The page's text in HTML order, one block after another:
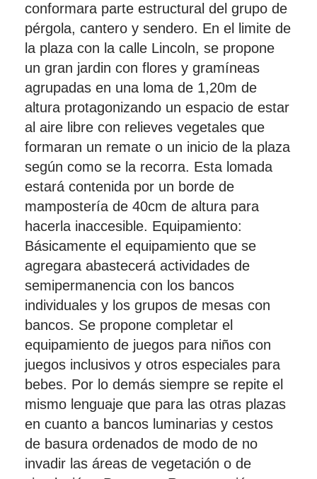
conformara parte estructural del grupo de
pérgola, cantero y sendero. En el limite de
la plaza con la calle Lincoln, se propone
un gran jardin con flores y gramíneas
agrupadas en una loma de 1,20m de
altura protagonizando un espacio de estar
al aire libre con relieves vegetales que
formaran un remate o un inicio de la plaza
según como se la recorra. Esta lomada
estará contenida por un borde de
mampostería de 40cm de altura para
hacerla inaccesible. Equipamiento:
Básicamente el equipamiento que se
agregara abastecerá actividades de
semipermanencia con los bancos
individuales y los grupos de mesas con
bancos. Se propone completar el
equipamiento de juegos para niños con
juegos inclusivos y otros especiales para
bebes. Por lo demás siempre se repite el
mismo lenguaje que para las otras plazas
en cuanto a bancos luminarias y cestos
de basura ordenados de modo de no
invadir las áreas de vegetación o de